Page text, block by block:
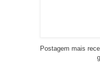
Postagem mais